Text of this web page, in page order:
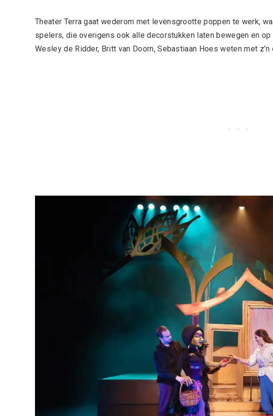
Theater Terra gaat wederom met levensgrootte poppen te werk,
spelers, die overigens ook alle decorstukken laten bewegen en
Wesley de Ridder, Britt van Doorn, Sebastiaan Hoes weten met